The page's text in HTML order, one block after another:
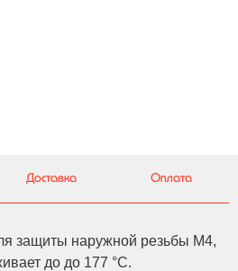
Доставка Оплата
защиты наружной резьбы M4,
до до 177 °C.